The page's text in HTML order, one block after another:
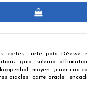
cartes carte paix Déesse
gaia salerno
koppenhol moyen
jouer aux
oracles carte oracle